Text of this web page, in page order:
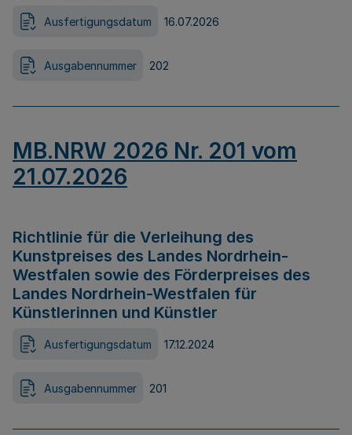
Ausfertigungsdatum 16.07.2026
Ausgabennummer 202
MB.NRW 2026 Nr. 201 vom
21.07.2026
Richtlinie für die Verleihung des
Kunstpreises des Landes Nordrhein-
Westfalen sowie des Förderpreises des
Landes Nordrhein-Westfalen für
Künstlerinnen und Künstler
Ausfertigungsdatum 17.12.2024
Ausgabennummer 201